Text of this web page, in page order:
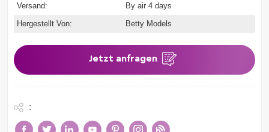
Versand:
By air 4 days
Hergestellt Von:
Betty Models
Jetzt anfragen
: